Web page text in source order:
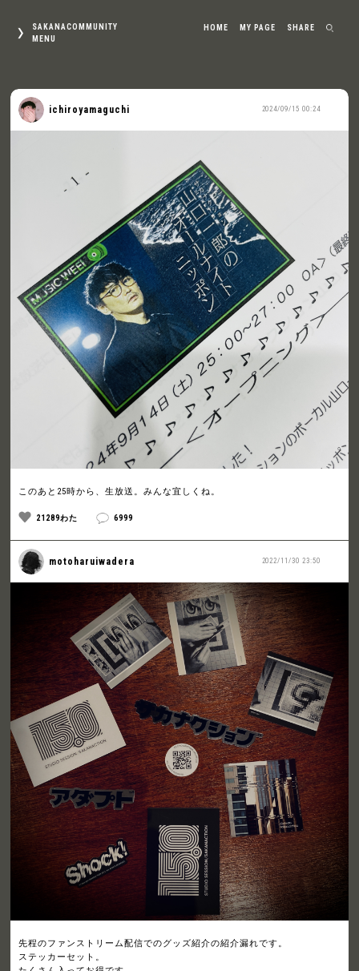
SAKANACOMMUNITY
MENU
HOME MY PAGE SHARE
2024/09/15 00:24
ichiroyamaguchi
このあと25時から、生放送。みんな宜しくね。
21289わた 6999
2022/11/30 23:50
motoharuiwadera
先程のファンストリーム配信でのグッズ紹介の紹介漏れです。
ステッカーセット。